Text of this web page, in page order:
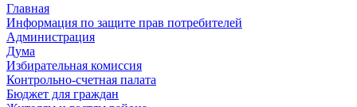
Главная
Информация по защите прав потребителей
Администрация
Дума
Избирательная комиссия
Контрольно-счетная палата
Бюджет для граждан